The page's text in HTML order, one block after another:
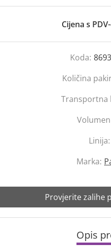
Cijena s
Koda:
Količina
Transportna
Linija:
Marka:
Provjerite zalihe
Opis